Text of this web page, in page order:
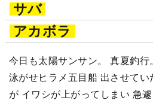
サバ
アカボラ
今日も太陽サンサン。 真夏釣行
泳がせヒラメ五目船 出させて
が イワシが上がってしまい 急